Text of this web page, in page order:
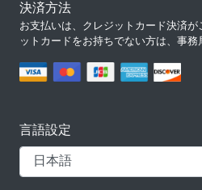
決済方法
お支払いは、クレジットカード決済
ットカードをお持ちでない方は、事務
言語設定